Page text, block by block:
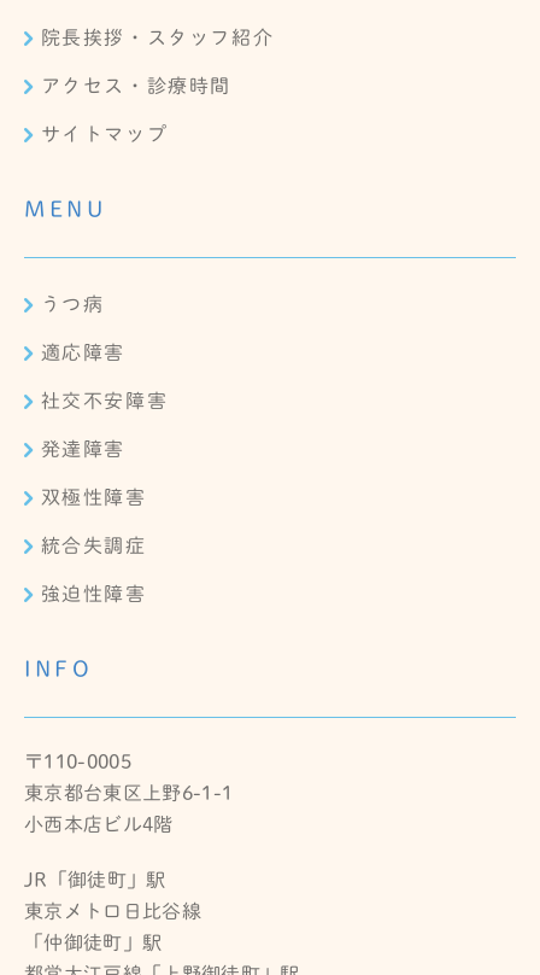
院長挨拶・スタッフ紹介
アクセス・診療時間
サイトマップ
MENU
うつ病
適応障害
社交不安障害
発達障害
双極性障害
統合失調症
強迫性障害
INFO
〒110-0005
東京都台東区上野6-1-1
小西本店ビル4階
JR「御徒町」駅
東京メトロ日比谷線
「仲御徒町」駅